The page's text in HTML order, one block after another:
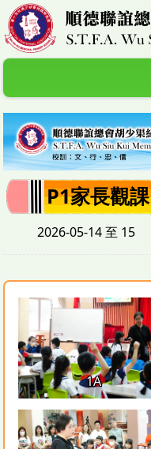
P1家長觀課
2026-05-14 至 15
1A